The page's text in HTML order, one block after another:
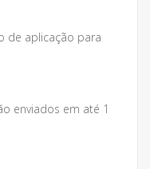
de aplicação para
enviados em até 1